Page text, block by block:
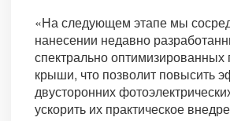
«На следующем этапе мы
нанесении недавно
спектрально оптимизированных
крыши, что позволит повысить
двусторонних
ускорить их практическое